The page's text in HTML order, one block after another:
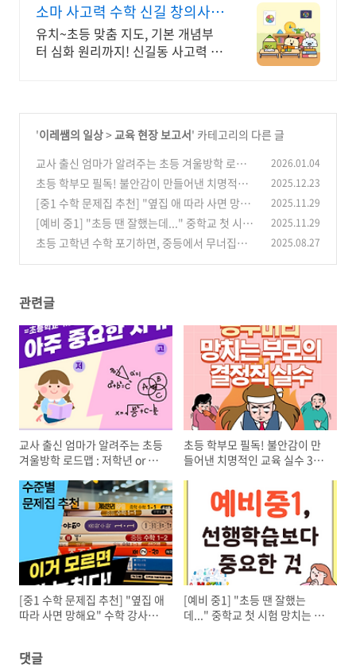
소마 사고력 수학 신길 창의사고
력부터 문제해결력까지
유치~초등 맞춤 지도, 기본 개념부
터 심화 원리까지! 신길동 사고력 수
'이레쌤의 일상>교육 현장 보고서' 카테고리의 다른 글
교사 출신 엄마가 알려주는 초등 겨울방학 로드맵
: 저학년 or 고학년, 이것만은 꼭 챙기세요. (1)
2026.01.04
초등 학부모 필독! 불안감이 만들어낸 치명적인
교육 실수 3가지
(0)
2025.12.23
[중1 수학 문제집 추천] "옆집 애 따라 사면 망해
요" 수학 강사의 수준별 추천 BEST 10
(0)
2025.11.29
[예비 중1] "초등 땐 잘했는데..." 중학교 첫 시험
망치는 아이들의 5가지 공통점
(0)
2025.11.29
초등 고학년 수학 포기하면, 중등에서 무너집니
2025.08.27
관련글
교사 출신 엄마가 알려주는 초등
겨울방학 로드맵 : 저학년 or 고
초등 학부모 필독! 불안감이 만
들어낸 치명적인 교육 실수 3가
[중1 수학 문제집 추천] "옆집 애
따라 사면 망해요" 수학 강사의
[예비 중1] "초등 땐 잘했는
데..." 중학교 첫 시험 망치는 아
댓글